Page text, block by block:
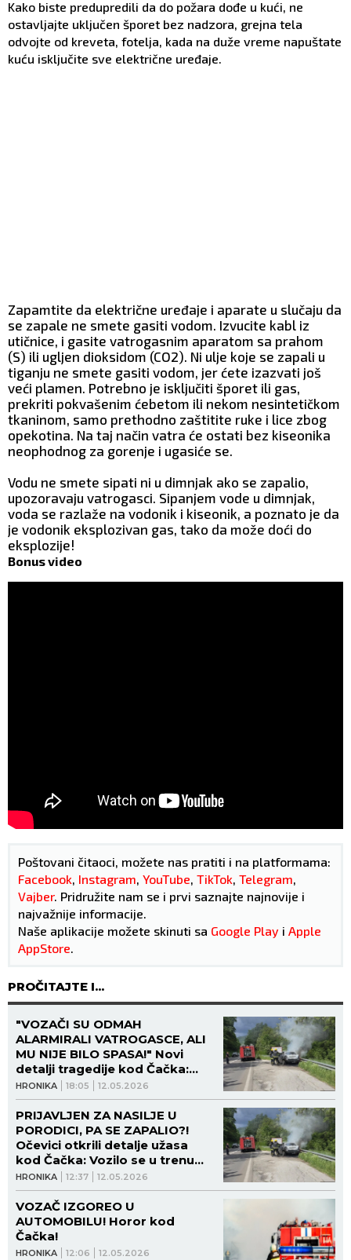
Kako biste predupredili da do požara dođe u kući, ne
ostavljajte uključen šporet bez nadzora, grejna tela
odvojte od kreveta, fotelja, kada na duže vreme napuštate
kuću isključite sve električne uređaje.
Zapamtite da električne uređaje i aparate u slučaju da
se zapale ne smete gasiti vodom. Izvucite kabl iz
utičnice, i gasite vatrogasnim aparatom sa prahom
(S) ili ugljen dioksidom (CO2). Ni ulje koje se zapali u
tiganju ne smete gasiti vodom, jer ćete izazvati još
veći plamen. Potrebno je isključiti šporet ili gas,
prekriti pokvašenim ćebetom ili nekom nesintetičkom
tkaninom, samo prethodno zaštitite ruke i lice zbog
opekotina. Na taj način vatra će ostati bez kiseonika
neophodnog za gorenje i ugasiće se.
Vodu ne smete sipati ni u dimnjak ako se zapalio,
upozoravaju vatrogasci. Sipanjem vode u dimnjak,
voda se razlaže na vodonik i kiseonik, a poznato je da
je vodonik eksplozivan gas, tako da može doći do
eksplozije!
Bonus video
Poštovani čitaoci, možete nas pratiti i na platformama:
Facebook, Instagram, YouTube, TikTok, Telegram,
Vajber. Pridružite nam se i prvi saznajte najnovije i
najvažnije informacije.
Naše aplikacije možete skinuti sa Google Play i Apple
AppStore.
PROČITAJTE I...
HRONIKA 18:05 12.05.2026
"VOZAČI SU ODMAH
ALARMIRALI VATROGASCE, ALI
MU NIJE BILO SPASA!" Novi
detalji tragedije kod Čačka:
AUTOMOBIL IZGOREO, ČOVEK
ŽIV IZGOREO! (FOTO)
HRONIKA 12:37 12.05.2026
PRIJAVLJEN ZA NASILJE U
PORODICI, PA SE ZAPALIO?!
Očevici otkrili detalje užasa
kod Čačka: Vozilo se u trenu
pretvorilo u buktinju! (FOTO)
HRONIKA 12:06 12.05.2026
VOZAČ IZGOREO U
AUTOMOBILU! Horor kod
Čačka!